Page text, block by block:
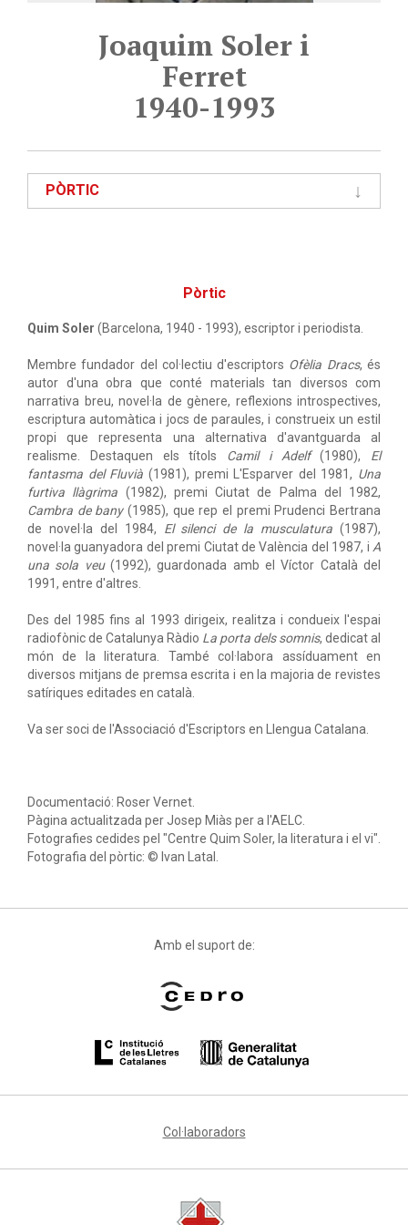
Joaquim Soler i
Ferret
1940-1993
PÒRTIC
Pòrtic
Quim Soler (Barcelona, 1940 - 1993), escriptor i periodista.
Membre fundador del col·lectiu d'escriptors Ofèlia Dracs, és
autor d'una obra que conté materials tan diversos com
narrativa breu, novel·la de gènere, reflexions introspectives,
escriptura automàtica i jocs de paraules, i construeix un estil
propi que representa una alternativa d'avantguarda al
realisme. Destaquen els títols Camil i Adelf(1980), El
fantasma del Fluvià (1981), premi L'Esparver del 1981, Una
furtiva llàgrima (1982), premi Ciutat de Palma del 1982,
Cambra de bany(1985), que rep el premi Prudenci Bertrana
de novel·la del 1984, El silenci de la musculatura (1987),
novel·la guanyadora del premi Ciutat de València del 1987, i A
una sola veu(1992), guardonada amb el Víctor Català del
1991, entre d'altres.
Des del 1985 fins al 1993 dirigeix, realitza i condueix l'espai
radiofònic de Catalunya Ràdio La porta dels somnis, dedicat al
món de la literatura. També col·labora assíduament en
diversos mitjans de premsa escrita i en la majoria de revistes
satíriques editades en català.
Va ser soci de l'Associació d'Escriptors en Llengua Catalana.
Documentació: Roser Vernet.
Pàgina actualitzada per Josep Miàs per a l'AELC.
Fotografies cedides pel "Centre Quim Soler, la literatura i el vi".
Fotografia del pòrtic: © Ivan Latal.
Amb el suport de:
Col·laboradors